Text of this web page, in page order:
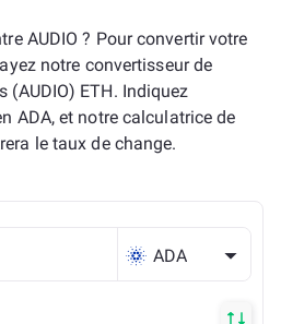
AUDIO ? Pour convertir votre
notre convertisseur de
(AUDIO) ETH. Indiquez
ADA, et notre calculatrice de
le taux de change.
ADA